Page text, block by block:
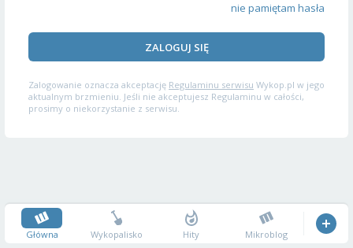
nie pamiętam hasła
ZALOGUJ SIĘ
Zalogowanie oznacza akceptację Regulaminu serwisu Wykop.pl w jego
aktualnym brzmieniu. Jeśli nie akceptujesz Regulaminu w całości,
prosimy o niekorzystanie z serwisu.
Główna Wykopalisko Hity Mikroblog